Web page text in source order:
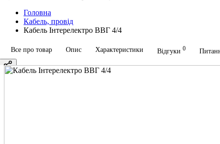
Головна
Кабель, провід
Кабель Інтерелектро ВВГ 4/4
Все про товар Опис Характеристики Відгуки 0